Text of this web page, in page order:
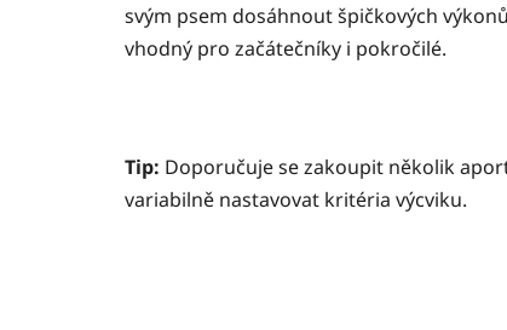
svým psem dosáhnout špičkových
vhodný pro začátečníky i pokročilé.
Tip: Doporučuje se zakoupit několik
variabilně nastavovat kritéria výcviku.